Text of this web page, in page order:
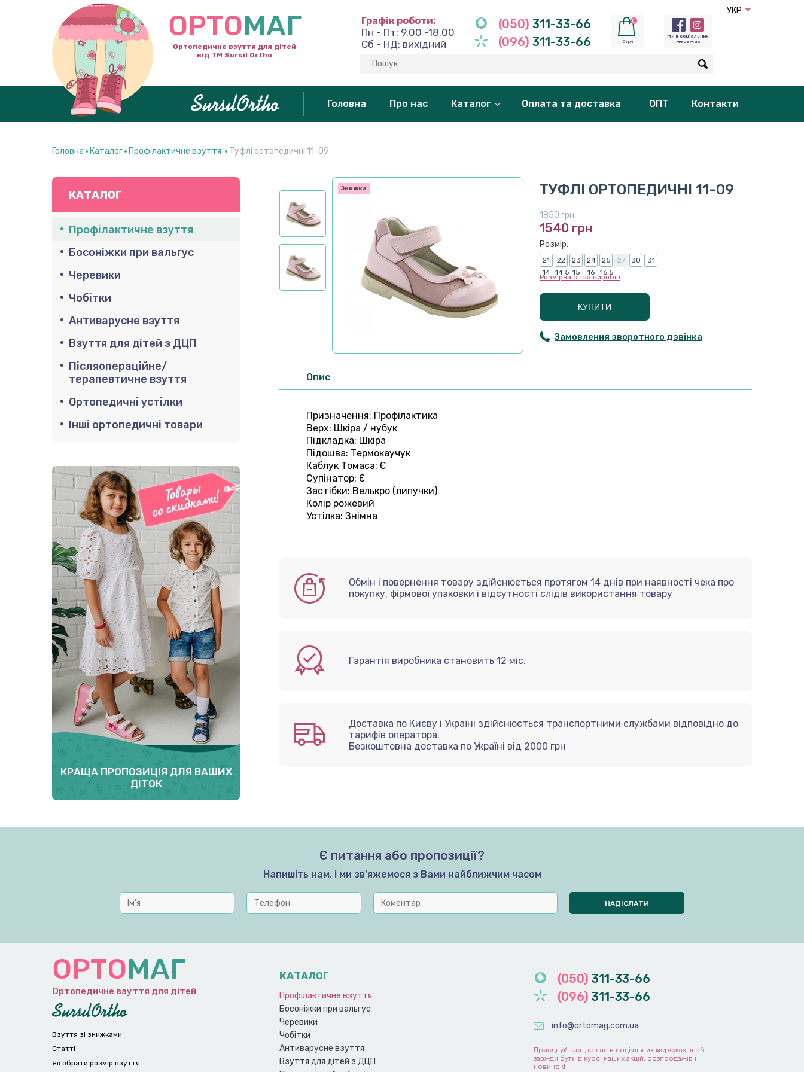
ОРТОМАГ
Ортопедичне взуття для дітей
від ТМ Sursil Ortho
Графік роботи:
Пн - Пт: 9.00 -18.00
Сб - НД: вихідний
(050) 311-33-66
(096) 311-33-66
0
0 грн
Ми в соціальних
мережах
УКР
Головна Про нас Каталог Оплата та доставка ОПТ Контакти
Головна Каталог Профілактичне взуття Туфлі ортопедичні 11-09
Знижка ТУФЛІ ОРТОПЕДИЧНІ 11-09
1850 грн
1540 грн
Розмір:
21
14
22
14.5
23
15
24
16
25
16.5
27 30
31
Розмірна сітка виробів
КУПИТИ
Замовлення зворотного дзвінка
Опис
Призначення: Профілактика
Верх: Шкіра / нубук
Підкладка: Шкіра
Підошва: Термокаучук
Каблук Томаса: Є
Супінатор: Є
Застібки: Велькро (липучки)
Колір рожевий
Устілка: Знімна
Обмін і повернення товару здійснюється протягом 14 днів при наявності чека про
покупку, фірмової упаковки і відсутності слідів використання товару
Гарантія виробника становить 12 міс.
Доставка по Києву і Україні здійснюється транспортними службами відповідно до
тарифів оператора.
Безкоштовна доставка по Україні від 2000 грн
КАТАЛОГ
Профілактичне взуття
Босоніжки при вальгус
Черевики
Чобітки
Антиварусне взуття
Взуття для дітей з ДЦП
Післяопераційне/
терапевтичне взуття
Ортопедичні устілки
Інші ортопедичні товари
КРАЩА ПРОПОЗИЦІЯ ДЛЯ ВАШИХ
ДІТОК
Є питання або пропозиції?
Напишіть нам, і ми зв'яжемося з Вами найближчим часом
ОРТОМАГ
Ортопедичне взуття для дітей
Взуття зі знижками
Статті
Як обрати розмір взуття
КАТАЛОГ
Профілактичне взуття
Босоніжки при вальгус
Черевики
Чобітки
Антиварусне взуття
Взуття для дітей з ДЦП
(050) 311-33-66
(096) 311-33-66
info@ortomag.com.ua
Приєднуйтесь до нас в соціальних мережах, щоб
завжди бути в курсі наших акцій, розпродажів і
новинок!